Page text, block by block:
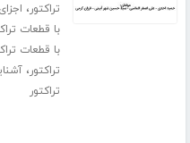
تراکتور،
با قطعات
با قطعات
تراکتور،
تراکتور